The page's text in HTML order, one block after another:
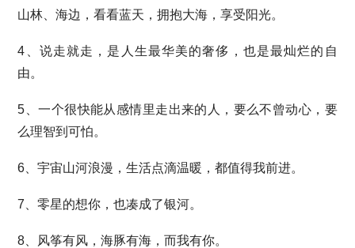
山林、海边，看看蓝天，拥抱大海，享受阳光。
4、说走就走，是人生最华美的奢侈，也是最灿烂的自
由。
5、一个很快能从感情里走出来的人，要么不曾动心，要
么理智到可怕。
6、宇宙山河浪漫，生活点滴温暖，都值得我前进。
7、零星的想你，也凑成了银河。
8、风筝有风，海豚有海，而我有你。